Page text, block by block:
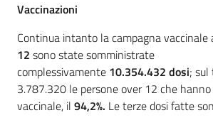
Vaccinazioni
Continua intanto la campagna vaccinale
12 sono state somministrate
complessivamente 10.354.432 dosi;
3.787.320 le persone over 12 che
vaccinale, il 94,2%. Le terze dosi fatte